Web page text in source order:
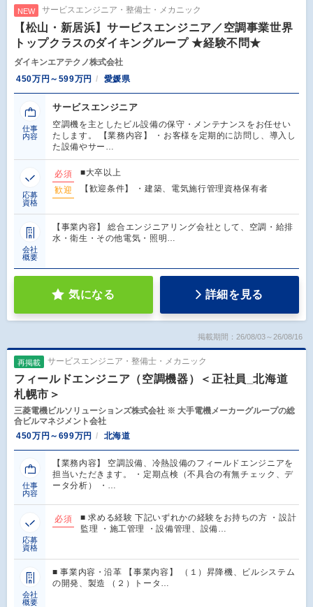
NEW サービスエンジニア・整備士・メカニック
【松山・新居浜】サービスエンジニア／空調事業世界
トップクラスのダイキングループ ★経験不問★
ダイキンエアテクノ株式会社
450万円～599万円
愛媛県
仕事
内容
サービスエンジニア
空調機を主としたビル設備の保守・メンテナンスをお任せい
たします。 【業務内容】 ・お客様を定期的に訪問し、導入し
た設備やサー…
応募
資格
必須
■大卒以上
歓迎
【歓迎条件】 ・建築、電気施行管理資格保有者
会社
概要
【事業内容】 総合エンジニアリング会社として、空調・給排
水・衛生・その他電気・照明…
気になる 詳細を見る
掲載期間：26/08/03～26/08/16
再掲載 サービスエンジニア・整備士・メカニック
フィールドエンジニア（空調機器）＜正社員_北海道
札幌市＞
三菱電機ビルソリューションズ株式会社 ※ 大手電機メーカーグループの総
合ビルマネジメント会社
450万円～699万円
北海道
仕事
内容
【業務内容】 空調設備、冷熱設備のフィールドエンジニアを
担当いただきます。 ・定期点検（不具合の有無チェック、デ
ータ分析） ・…
応募
資格
必須
■ 求める経験 下記いずれかの経験をお持ちの方 ・設計
監理 ・施工管理 ・設備管理、設備…
会社
概要
■ 事業内容・沿革 【事業内容】 （１）昇降機、ビルシステム
の開発、製造 （２）トータ…